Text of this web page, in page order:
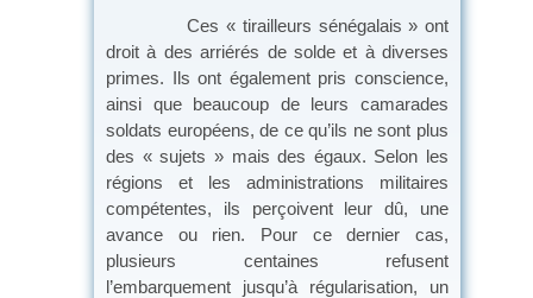
Ces « tirailleurs sénégalais » ont
droit à des arriérés de solde et à diverses
primes. Ils ont également pris conscience,
ainsi que beaucoup de leurs camarades
soldats européens, de ce qu’ils ne sont plus
des « sujets » mais des égaux. Selon les
régions et les administrations militaires
compétentes, ils perçoivent leur dû, une
avance ou rien. Pour ce dernier cas,
plusieurs centaines refusent
l’embarquement jusqu’à régularisation, un